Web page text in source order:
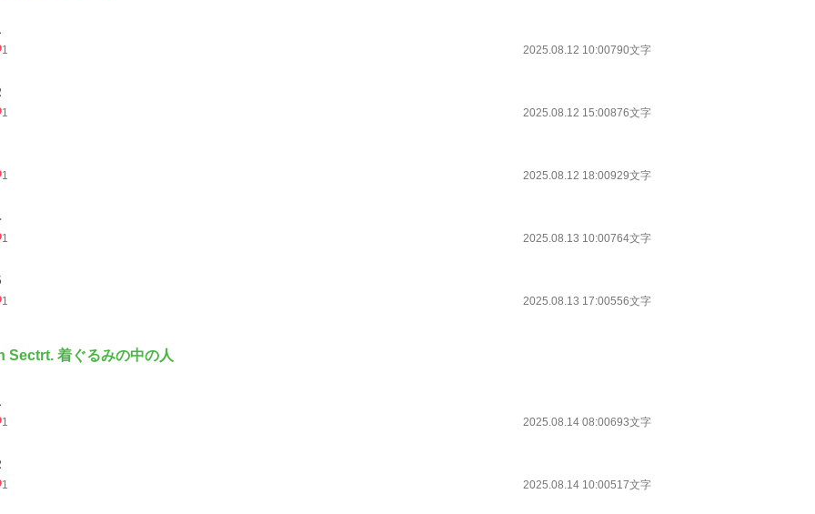
1 2025.08.12 10:00790文字
1 2025.08.12 15:00876文字
1 2025.08.12 18:00929文字
1 2025.08.13 10:00764文字
1 2025.08.13 17:00556文字
Sectrt. 着ぐるみの中の人
1 2025.08.14 08:00693文字
1 2025.08.14 10:00517文字